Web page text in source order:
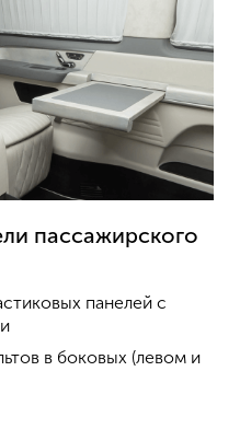
пассажирского
панелей с
в боковых (левом и